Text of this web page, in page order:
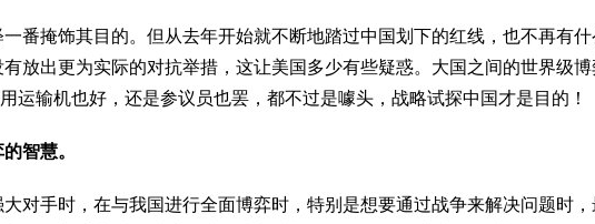
掩饰其目的。但从去年开始就不断地踏过中国划下的红线，也不再有
放出更为实际的对抗举措，这让美国多少有些疑惑。大国之间的世界级
运输机也好，还是参议员也罢，都不过是噱头，战略试探中国才是目的！
智慧。
手时，在与我国进行全面博弈时，特别是想要通过战争来解决问题时